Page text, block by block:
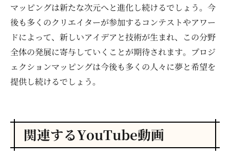
マッピングは新たな次元へと進化し続けるでしょう。今
後も多くのクリエイターが参加するコンテストやアワー
ドによって、新しいアイデアと技術が生まれ、この分野
全体の発展に寄与していくことが期待されます。プロジ
ェクションマッピングは今後も多くの人々に夢と希望を
提供し続けるでしょう。
関連するYouTube動画